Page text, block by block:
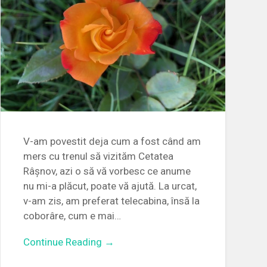
V-am povestit deja cum a fost când am
mers cu trenul să vizităm Cetatea
Râșnov, azi o să vă vorbesc ce anume
nu mi-a plăcut, poate vă ajută. La urcat,
v-am zis, am preferat telecabina, însă la
coborâre, cum e mai…
Continue Reading →